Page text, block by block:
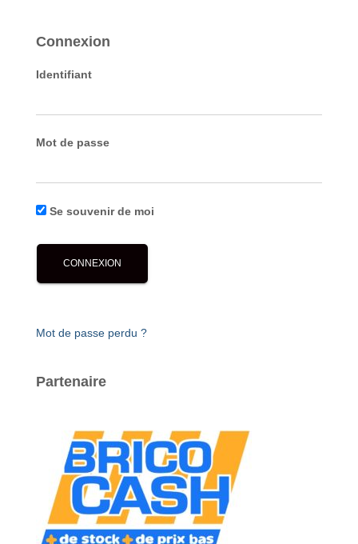
Connexion
Identifiant
Mot de passe
Se souvenir de moi
Mot de passe perdu ?
Partenaire